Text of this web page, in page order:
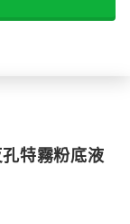
特霧粉底液